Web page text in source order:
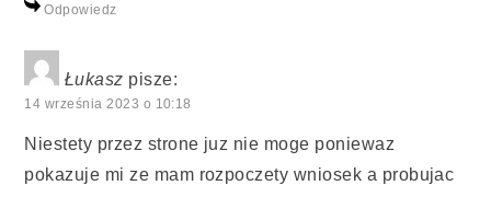
Odpowiedz
Łukasz pisze:
14 września 2023 o 10:18
Niestety przez strone juz nie moge poniewaz
pokazuje mi ze mam rozpoczety wniosek a probujac